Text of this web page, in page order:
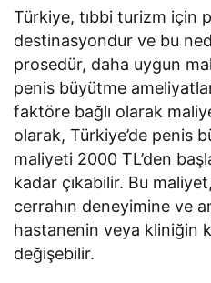
Türkiye, tıbbi turizm için
destinasyondur ve bu
prosedür, daha uygun
penis büyütme
faktöre bağlı olarak
olarak, Türkiye’de penis
maliyeti 2000 TL’den
kadar çıkabilir. Bu
cerrahın deneyimine ve
hastanenin veya kliniğin
değişebilir.